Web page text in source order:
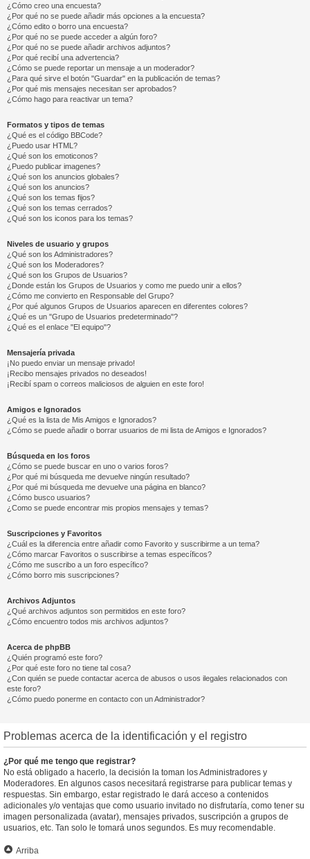
¿Cómo creo una encuesta?
¿Por qué no se puede añadir más opciones a la encuesta?
¿Cómo edito o borro una encuesta?
¿Por qué no se puede acceder a algún foro?
¿Por qué no se puede añadir archivos adjuntos?
¿Por qué recibí una advertencia?
¿Cómo se puede reportar un mensaje a un moderador?
¿Para qué sirve el botón "Guardar" en la publicación de temas?
¿Por qué mis mensajes necesitan ser aprobados?
¿Cómo hago para reactivar un tema?
Formatos y tipos de temas
¿Qué es el código BBCode?
¿Puedo usar HTML?
¿Qué son los emoticonos?
¿Puedo publicar imagenes?
¿Qué son los anuncios globales?
¿Qué son los anuncios?
¿Qué son los temas fijos?
¿Qué son los temas cerrados?
¿Qué son los iconos para los temas?
Niveles de usuario y grupos
¿Qué son los Administradores?
¿Qué son los Moderadores?
¿Qué son los Grupos de Usuarios?
¿Donde están los Grupos de Usuarios y como me puedo unir a ellos?
¿Cómo me convierto en Responsable del Grupo?
¿Por qué algunos Grupos de Usuarios aparecen en diferentes colores?
¿Qué es un "Grupo de Usuarios predeterminado"?
¿Qué es el enlace "El equipo"?
Mensajería privada
¡No puedo enviar un mensaje privado!
¡Recibo mensajes privados no deseados!
¡Recibí spam o correos maliciosos de alguien en este foro!
Amigos e Ignorados
¿Qué es la lista de Mis Amigos e Ignorados?
¿Cómo se puede añadir o borrar usuarios de mi lista de Amigos e Ignorados?
Búsqueda en los foros
¿Cómo se puede buscar en uno o varios foros?
¿Por qué mi búsqueda me devuelve ningún resultado?
¿Por qué mi búsqueda me devuelve una página en blanco?
¿Cómo busco usuarios?
¿Como se puede encontrar mis propios mensajes y temas?
Suscripciones y Favoritos
¿Cuál es la diferencia entre añadir como Favorito y suscribirme a un tema?
¿Cómo marcar Favoritos o suscribirse a temas específicos?
¿Cómo me suscribo a un foro específico?
¿Cómo borro mis suscripciones?
Archivos Adjuntos
¿Qué archivos adjuntos son permitidos en este foro?
¿Cómo encuentro todos mis archivos adjuntos?
Acerca de phpBB
¿Quién programó este foro?
¿Por qué este foro no tiene tal cosa?
¿Con quién se puede contactar acerca de abusos o usos ilegales relacionados con
este foro?
¿Cómo puedo ponerme en contacto con un Administrador?
Problemas acerca de la identificación y el registro
¿Por qué me tengo que registrar?
No está obligado a hacerlo, la decisión la toman los Administradores y
Moderadores. En algunos casos necesitará registrarse para publicar temas y
respuestas. Sin embargo, estar registrado le dará acceso a contenidos
adicionales y/o ventajas que como usuario invitado no disfrutaría, como tener su
imagen personalizada (avatar), mensajes privados, suscripción a grupos de
usuarios, etc. Tan solo le tomará unos segundos. Es muy recomendable.
Arriba